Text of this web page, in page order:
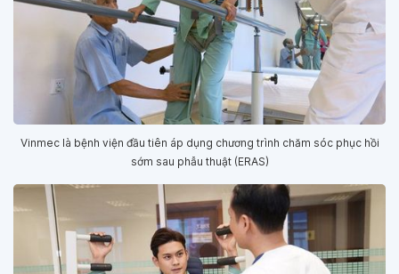
Vinmec là bệnh viện đầu tiên áp dụng chương trình chăm sóc phục hồi
sớm sau phẫu thuật (ERAS)